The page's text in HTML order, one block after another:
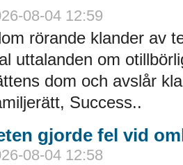
08-04 12:59
rörande klander av
uttalanden om
dom och avslår
Success..
gjorde fel vid
08-04 12:58